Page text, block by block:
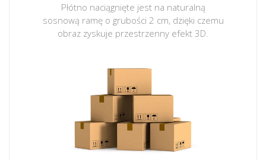
Płótno naciągnięte jest na naturalną
sosnową ramę o grubości 2 cm, dzięki czemu
obraz zyskuje przestrzenny efekt 3D.